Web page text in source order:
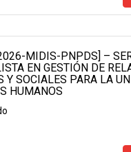
MIDIS-PNPDS] –
EN GESTIÓN DE
Y SOCIALES PARA LA
HUMANOS